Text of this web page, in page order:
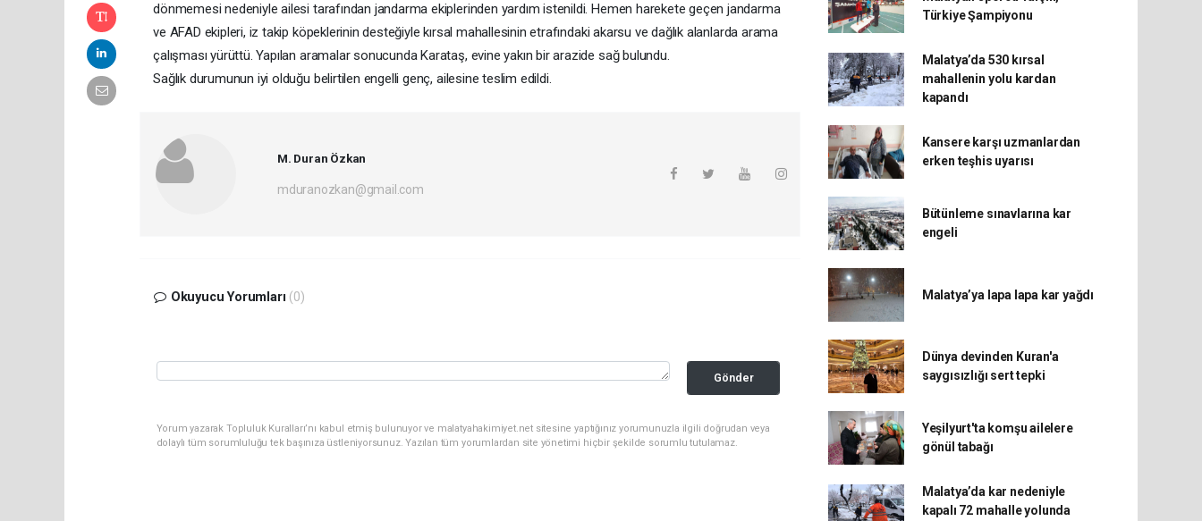
dönmemesi nedeniyle ailesi tarafından jandarma ekiplerinden yardım istenildi. Hemen harekete geçen jandarma
ve AFAD ekipleri, iz takip köpeklerinin desteğiyle kırsal mahallesinin etrafındaki akarsu ve dağlık alanlarda arama
çalışması yürüttü. Yapılan aramalar sonucunda Karataş, evine yakın bir arazide sağ bulundu.
Sağlık durumunun iyi olduğu belirtilen engelli genç, ailesine teslim edildi.
M. Duran Özkan
mduranozkan@gmail.com
Okuyucu Yorumları (0)
Gönder
Yorum yazarak Topluluk Kuralları’nı kabul etmiş bulunuyor ve malatyahakimiyet.net sitesine yaptığınız yorumunuzla ilgili doğrudan veya
dolaylı tüm sorumluluğu tek başınıza üstleniyorsunuz. Yazılan tüm yorumlardan site yönetimi hiçbir şekilde sorumlu tutulamaz.
Türkiye Şampiyonu
Malatya’da 530 kırsal
mahallenin yolu kardan
kapandı
Kansere karşı uzmanlardan
erken teşhis uyarısı
Bütünleme sınavlarına kar
engeli
Malatya’ya lapa lapa kar yağdı
Dünya devinden Kuran'a
saygısızlığı sert tepki
Yeşilyurt'ta komşu ailelere
gönül tabağı
Malatya’da kar nedeniyle
kapalı 72 mahalle yolunda